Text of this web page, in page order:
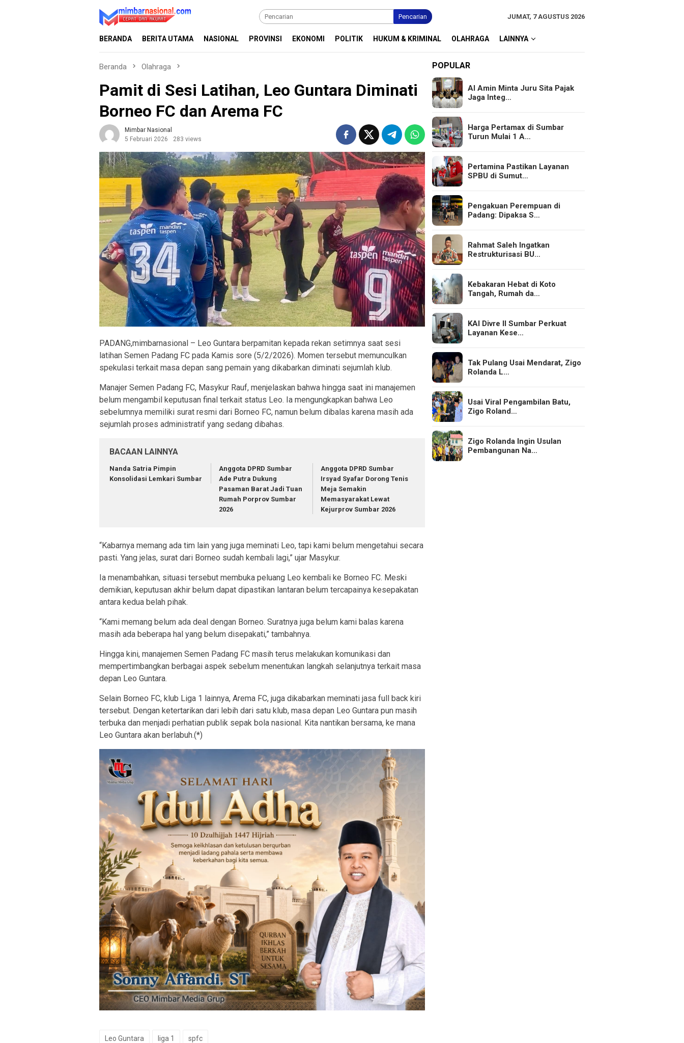
Pencarian JUMAT, 7 AGUSTUS 2026
BERANDA BERITA UTAMA NASIONAL PROVINSI EKONOMI POLITIK HUKUM & KRIMINAL OLAHRAGA LAINNYA
Beranda Olahraga
Pamit di Sesi Latihan, Leo Guntara Diminati
Borneo FC dan Arema FC
Mimbar Nasional
5 Februari 2026
283 views
PADANG,mimbarnasional – Leo Guntara berpamitan kepada rekan setimnya saat sesi
latihan Semen Padang FC pada Kamis sore (5/2/2026). Momen tersebut memunculkan
spekulasi terkait masa depan sang pemain yang dikabarkan diminati sejumlah klub.
Manajer Semen Padang FC, Masykur Rauf, menjelaskan bahwa hingga saat ini manajemen
belum mengambil keputusan final terkait status Leo. Ia mengungkapkan bahwa Leo
sebelumnya memiliki surat resmi dari Borneo FC, namun belum dibalas karena masih ada
sejumlah proses administratif yang sedang dibahas.
BACAAN LAINNYA
Nanda Satria Pimpin
Konsolidasi Lemkari Sumbar
Anggota DPRD Sumbar
Ade Putra Dukung
Pasaman Barat Jadi Tuan
Rumah Porprov Sumbar
2026
Anggota DPRD Sumbar
Irsyad Syafar Dorong Tenis
Meja Semakin
Memasyarakat Lewat
Kejurprov Sumbar 2026
“Kabarnya memang ada tim lain yang juga meminati Leo, tapi kami belum mengetahui secara
pasti. Yang jelas, surat dari Borneo sudah kembali lagi,” ujar Masykur.
Ia menambahkan, situasi tersebut membuka peluang Leo kembali ke Borneo FC. Meski
demikian, keputusan akhir belum dapat dipastikan lantaran belum tercapainya kesepakatan
antara kedua belah pihak.
“Kami memang belum ada deal dengan Borneo. Suratnya juga belum kami balas karena
masih ada beberapa hal yang belum disepakati,” tambahnya.
Hingga kini, manajemen Semen Padang FC masih terus melakukan komunikasi dan
mempertimbangkan berbagai aspek sebelum menentukan langkah selanjutnya terkait masa
depan Leo Guntara.
Selain Borneo FC, klub Liga 1 lainnya, Arema FC, juga dikabarkan meminati jasa full back kiri
tersebut. Dengan ketertarikan dari lebih dari satu klub, masa depan Leo Guntara pun masih
terbuka dan menjadi perhatian publik sepak bola nasional. Kita nantikan bersama, ke mana
Leo Guntara akan berlabuh.(*)
Leo Guntara liga 1 spfc
POPULAR
Al Amin Minta Juru Sita Pajak
Jaga Integ…
Harga Pertamax di Sumbar
Turun Mulai 1 A…
Pertamina Pastikan Layanan
SPBU di Sumut…
Pengakuan Perempuan di
Padang: Dipaksa S…
Rahmat Saleh Ingatkan
Restrukturisasi BU…
Kebakaran Hebat di Koto
Tangah, Rumah da…
KAI Divre II Sumbar Perkuat
Layanan Kese…
Tak Pulang Usai Mendarat, Zigo
Rolanda L…
Usai Viral Pengambilan Batu,
Zigo Roland…
Zigo Rolanda Ingin Usulan
Pembangunan Na…